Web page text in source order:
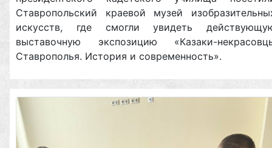
Ставропольский краевой музей
искусств, где смогли увидеть
выставочную экспозицию «Казаки-
Ставрополья. История и современность».